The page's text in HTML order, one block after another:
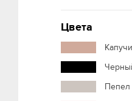
Цвета
Пепел